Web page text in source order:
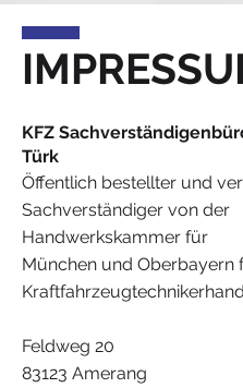
KFZ
Türk
Öffentlich bestellter und
Sachverständiger von der
Handwerkskammer für
München und Oberbayern
Feldweg 20
83123 Amerang